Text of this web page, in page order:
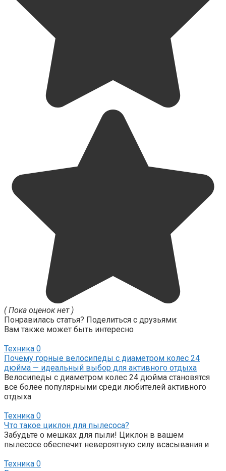
( Пока оценок нет )
Понравилась статья? Поделиться с друзьями:
Вам также может быть интересно
Техника 0
Почему горные велосипеды с диаметром колес 24
дюйма — идеальный выбор для активного отдыха
Велосипеды с диаметром колес 24 дюйма становятся
все более популярными среди любителей активного
отдыха
Техника 0
Что такое циклон для пылесоса?
Забудьте о мешках для пыли! Циклон в вашем
пылесосе обеспечит невероятную силу всасывания и
Техника 0